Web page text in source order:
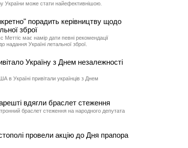
України може стати найефективнішою.
порадить керівництву щодо
зброї
має намір дати певні рекомендації
надання Україні летальної зброї.
Україну з Днем незалежності
в Україні привітали українців з Днем
вдягли браслет стеження
браслет стеження на народного депутата
провели акцію до Дня прапора